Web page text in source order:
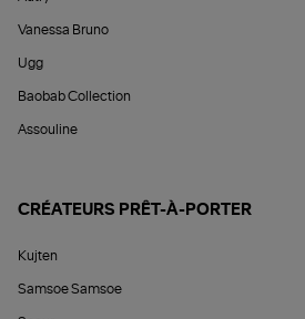
Vanessa Bruno
Ugg
Baobab Collection
Assouline
CRÉATEURS PRÊT-À-PORTER
Kujten
Samsoe Samsoe